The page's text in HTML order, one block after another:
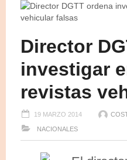
Director
investigar
revistas
19 MARZO 2014
NACIONALES